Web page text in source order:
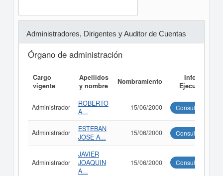
Administradores, Dirigentes y Auditor de Cuentas
Órgano de administración
Cargo
vigente
Apellidos
y nombre
Nombramiento
Informe
Ejecutivo
Administrador
ROBERTO
A...
15/06/2000 Consultar
Administrador
ESTEBAN
JOSE A...
15/06/2000 Consultar
Administrador
JAVIER
JOAQUIN
A...
15/06/2000 Consultar